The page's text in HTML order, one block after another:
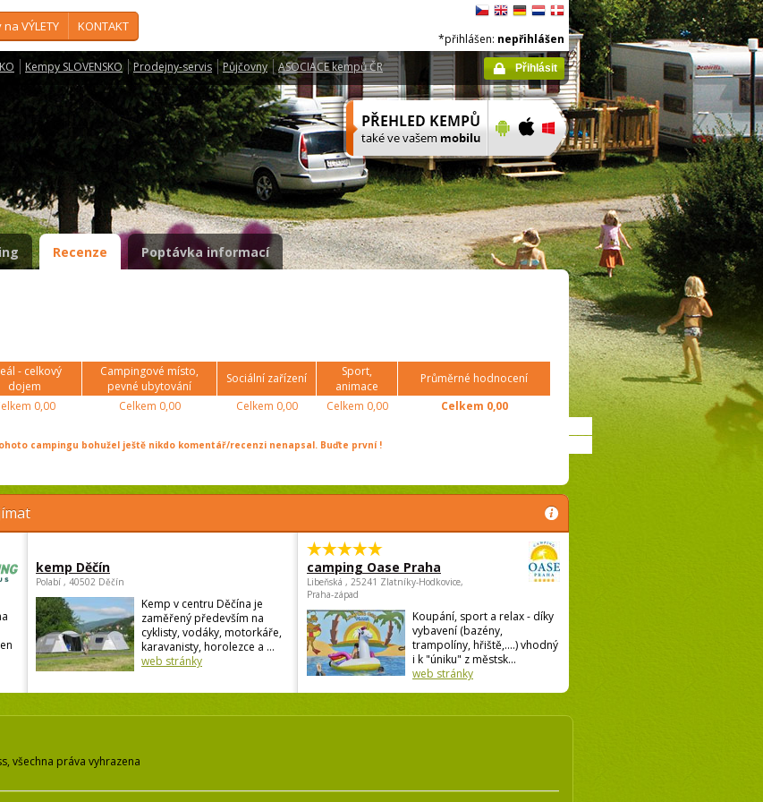
VÝLETY KONTAKT
Kempy SLOVENSKO Prodejny-servis Půjčovny ASOCIACE kempů ČR
*přihlášen: nepřihlášen
Přihlásit
Recenze Poptávka informací
- celkový
dojem
Campingové místo,
pevné ubytování
Sociální zařízení
Sport,
animace
Průměrné hodnocení
0,00 Celkem 0,00 Celkem 0,00 Celkem 0,00 Celkem 0,00
campingu bohužel ještě nikdo komentář/recenzi nenapsal. Buďte první !
kemp Děčín
Polabí , 40502 Děčín
Kemp v centru Děčína je
zaměřený především na
cyklisty, vodáky, motorkáře,
karavanisty, horolezce a ...
web stránky
camping Oase Praha
Libeňská , 25241 Zlatníky-Hodkovice,
Praha-západ
Koupání, sport a relax - díky
vybavení (bazény,
trampolíny, hřiště,....) vhodný
i k "úniku" z městsk...
web stránky
všechna práva vyhrazena